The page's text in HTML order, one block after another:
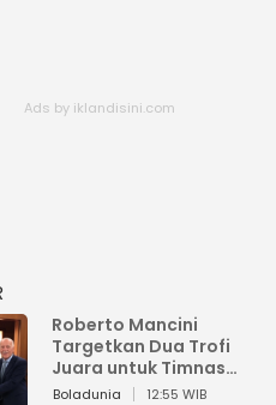
Roberto Mancini
Targetkan Dua Trofi
Juara untuk Timnas
Italia
Boladunia 12:55 WIB